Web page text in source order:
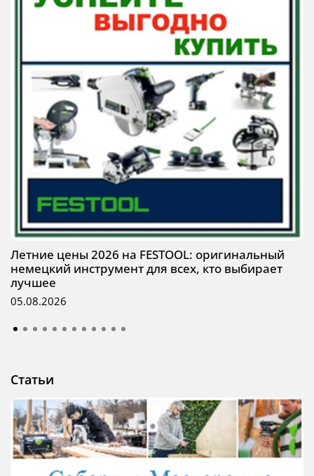
Летние цены 2026 на FESTOOL: оригинальный
немецкий инструмент для всех, кто выбирает
лучшее
05.08.2026
Статьи